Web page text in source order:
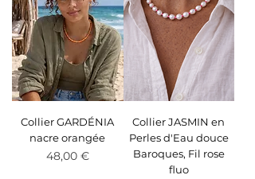
Collier GARDÉNIA
nacre orangée
Prix
48,00 €
Collier JASMIN en
Perles d'Eau douce
Baroques, Fil rose
fluo